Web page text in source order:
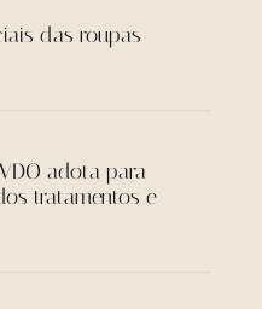
das roupas
adota para
tratamentos e